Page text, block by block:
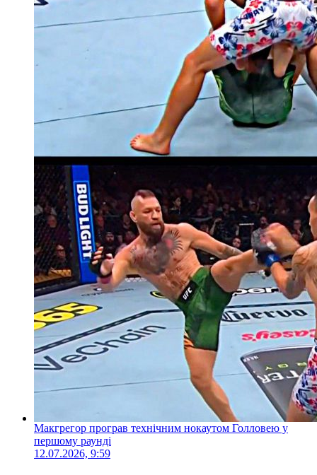
Макгрегор програв технічним нокаутом Голловею у
першому раунді
12.07.2026, 9:59